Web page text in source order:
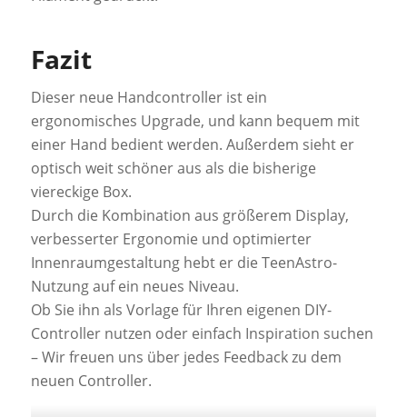
Fazit
Dieser neue Handcontroller ist ein
ergonomisches Upgrade, und kann bequem mit
einer Hand bedient werden. Außerdem sieht er
optisch weit schöner aus als die bisherige
viereckige Box.
Durch die Kombination aus größerem Display,
verbesserter Ergonomie und optimierter
Innenraumgestaltung hebt er die TeenAstro-
Nutzung auf ein neues Niveau.
Ob Sie ihn als Vorlage für Ihren eigenen DIY-
Controller nutzen oder einfach Inspiration suchen
– Wir freuen uns über jedes Feedback zu dem
neuen Controller.